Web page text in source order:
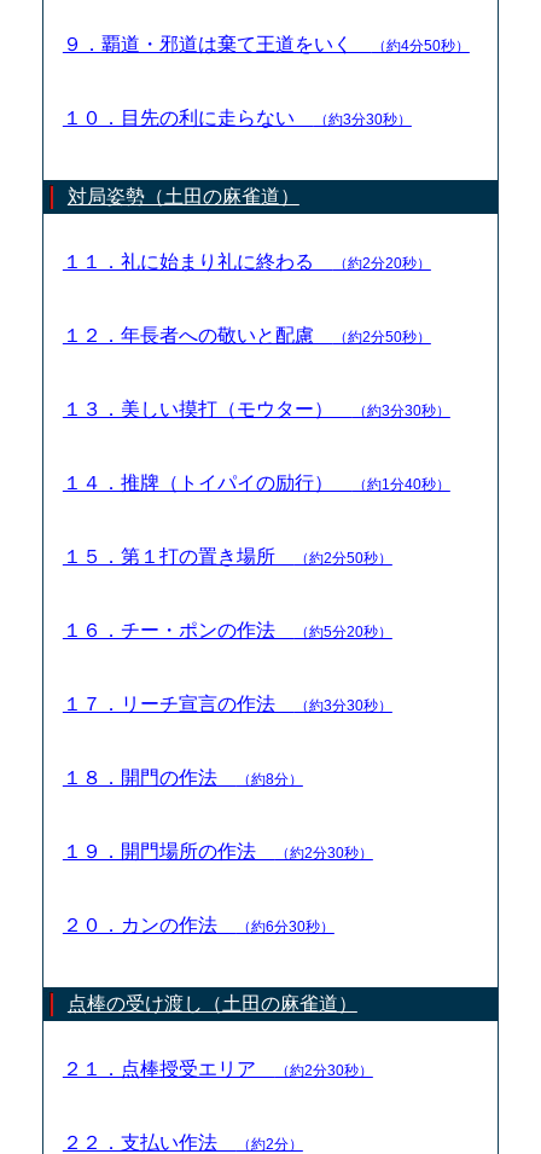
９．覇道・邪道は棄て王道をいく （約4分50秒）
１０．目先の利に走らない （約3分30秒）
対局姿勢（土田の麻雀道）
１１．礼に始まり礼に終わる （約2分20秒）
１２．年長者への敬いと配慮 （約2分50秒）
１３．美しい摸打（モウター） （約3分30秒）
１４．推牌（トイパイの励行） （約1分40秒）
１５．第１打の置き場所 （約2分50秒）
１６．チー・ポンの作法 （約5分20秒）
１７．リーチ宣言の作法 （約3分30秒）
１８．開門の作法 （約8分）
１９．開門場所の作法 （約2分30秒）
２０．カンの作法 （約6分30秒）
点棒の受け渡し（土田の麻雀道）
２１．点棒授受エリア （約2分30秒）
２２．支払い作法 （約2分）